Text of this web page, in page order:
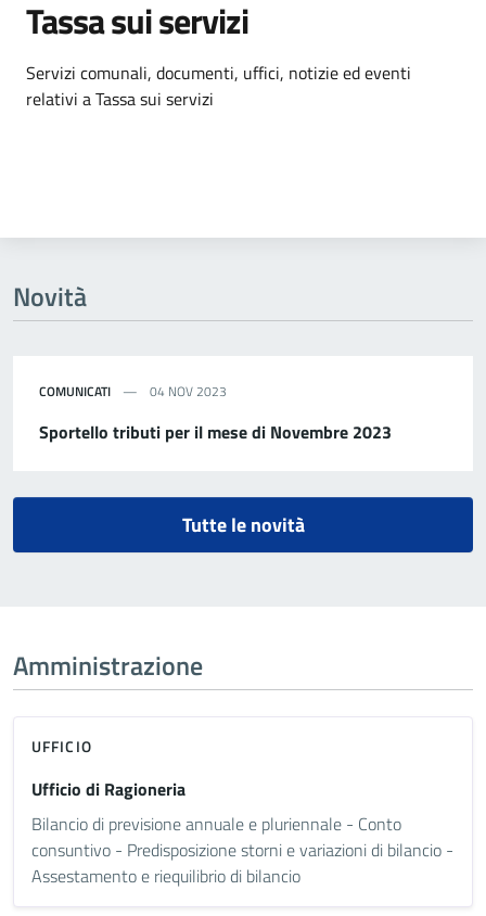
Tassa sui servizi
Dettagli dell'argomento
Servizi comunali, documenti, uffici, notizie ed eventi
relativi a Tassa sui servizi
Novità
COMUNICATI 04 NOV 2023
Sportello tributi per il mese di Novembre 2023
Tutte le novità
Amministrazione
UFFICIO
Ufficio di Ragioneria
Bilancio di previsione annuale e pluriennale - Conto
consuntivo - Predisposizione storni e variazioni di bilancio -
Assestamento e riequilibrio di bilancio